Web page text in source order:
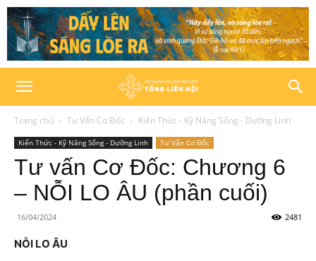
Trang chủ Tư Vấn Cơ Đốc Kiến Thức - Kỹ Năng Sống - Dưỡng Linh
Kiến Thức - Kỹ Năng Sống - Dưỡng Linh Tư Vấn Cơ Đốc
Tư vấn Cơ Đốc: Chương 6
– NỖI LO ÂU (phần cuối)
16/04/2024 2481
NỖI LO ÂU